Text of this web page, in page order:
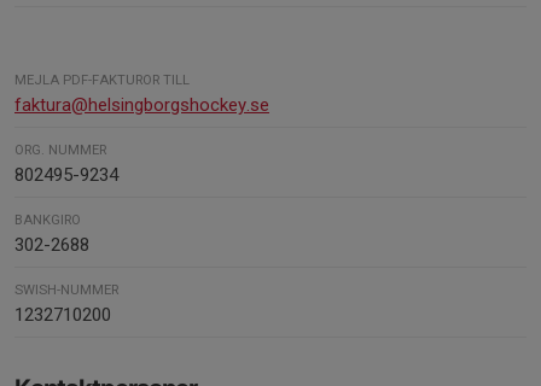
MEJLA PDF-FAKTUROR TILL
faktura@helsingborgshockey.se
ORG. NUMMER
802495-9234
BANKGIRO
302-2688
SWISH-NUMMER
1232710200